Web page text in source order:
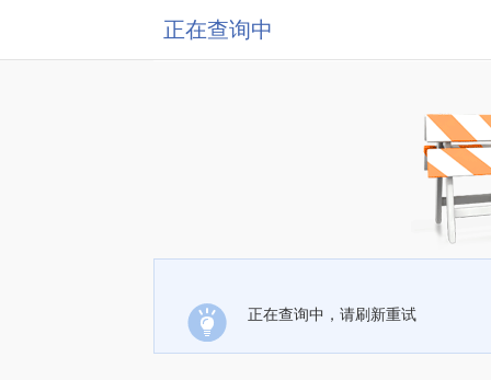
正在查询中
正在查询中，请刷新重试